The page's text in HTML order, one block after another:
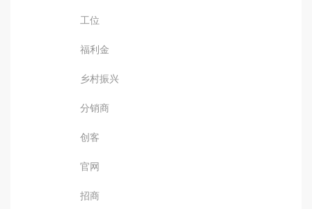
工位
福利金
乡村振兴
分销商
创客
官网
招商